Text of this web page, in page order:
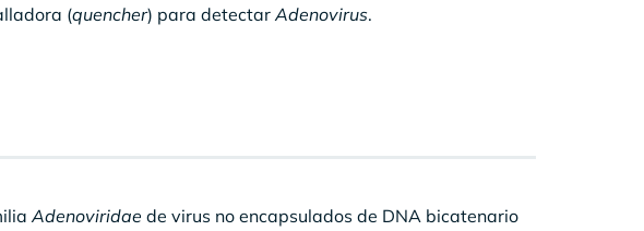
(quencher) para detectar Adenovirus.
Adenoviridae de virus no encapsulados de DNA bicatenario